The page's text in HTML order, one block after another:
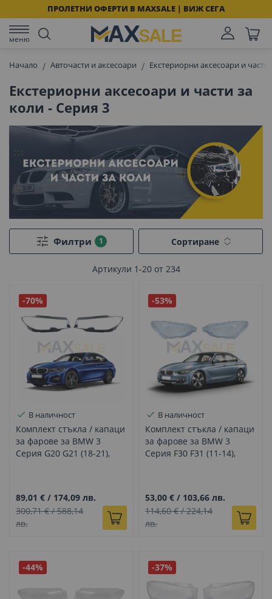
ПРОЛЕТНИ ОФЕРТИ В MAXSALE | ВИЖ СЕГА
меню
Начало Авточасти и аксесоари Екстериорни аксесоари и части
Екстериорни аксесоари и части за
коли - Серия 3
Филтри
Артикули 1-20от 234
Сортиране
-70%
В наличност
Комплект стъкла / капаци
за фарове за BMW 3
Серия G20 G21 (18-21),
89,01 € / 174,09 лв.
300,71 €/588,14
лв.
-53%
В наличност
Комплект стъкла / капаци
за фарове за BMW 3
Серия F30 F31 (11-14),
53,00 € / 103,66 лв.
114,60 €/224,14
лв.
-44% -37%